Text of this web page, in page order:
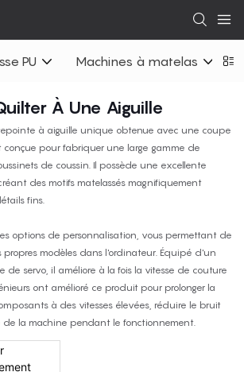
PU Machines à matelas
À Une Aiguille
à aiguille unique obtenue avec une coupe
pour fabriquer une large gamme de
de coussin. Il possède une excellente
des motifs matelassés magnifiquement
fins.
options de personnalisation, vous permettant de
modèles dans l'ordinateur. Équipé d'un
de servo, il améliore à la fois la vitesse de couture
ont amélioré ce produit pour prolonger la
à des vitesses élevées, réduire le bruit
de la machine pendant le fonctionnement.